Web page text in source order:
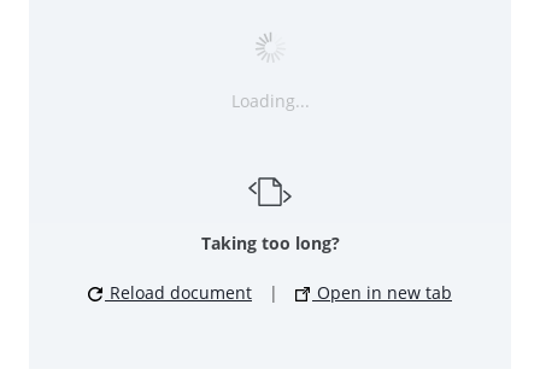
Loading...
Taking too long?
Reload document | Open in new tab